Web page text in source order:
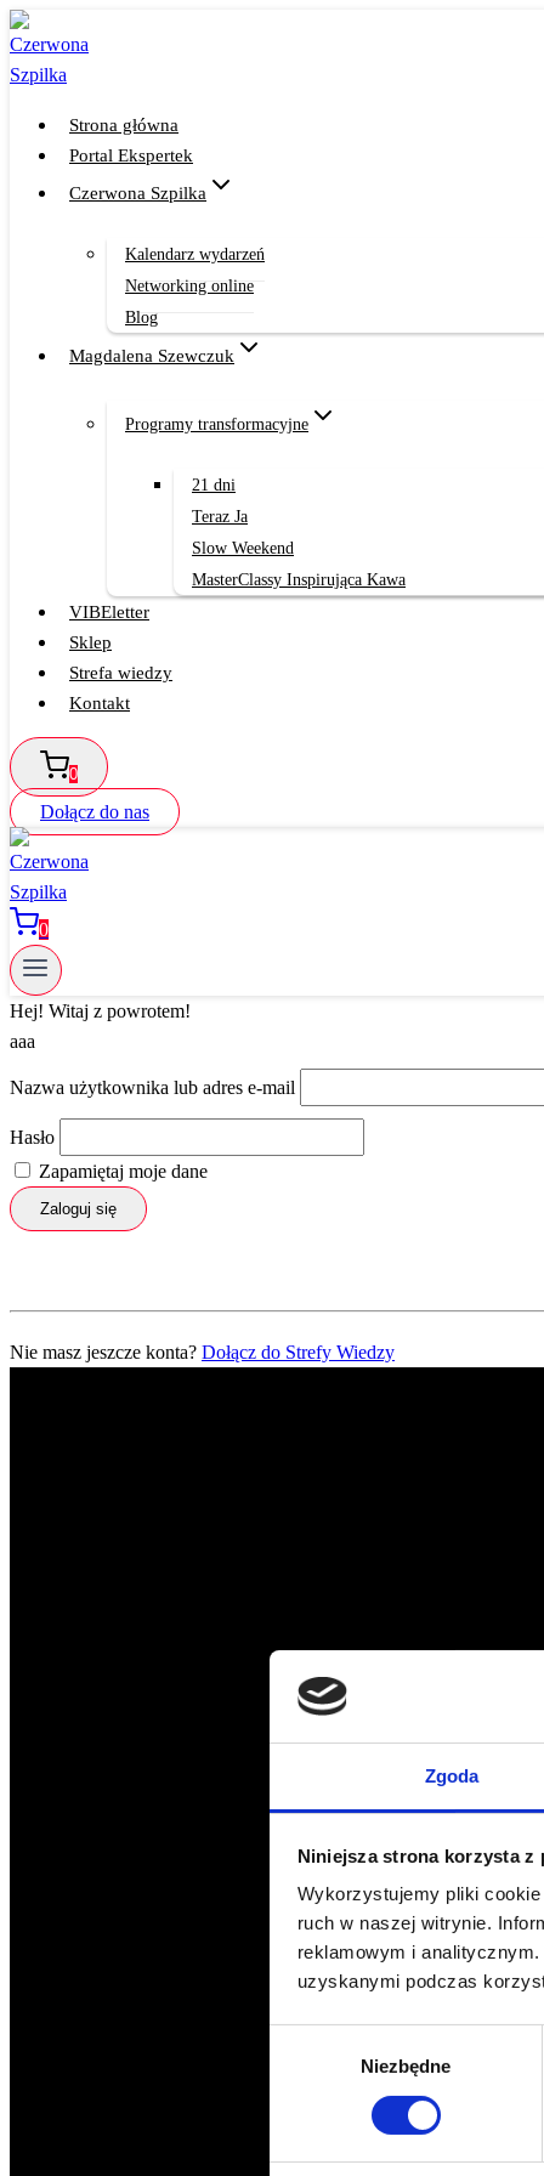
Zgoda
Niniejsza strona korzysta z
Wykorzystujemy pliki
ruch w naszej witrynie.
reklamowym i
uzyskanymi podczas
Niezbędne
Przejdź
do
treści
Strona główna
Portal Ekspertek
Czerwona Szpilka
Kalendarz wydarzeń
Networking online
Blog
Magdalena Szewczuk
Programy transformacyjne
21 dni
Teraz Ja
Slow Weekend
MasterClassy Inspirująca Kawa
VIBEletter
Sklep
Strefa wiedzy
Kontakt
0
Dołącz do nas
0
Hej! Witaj z powrotem!
aaa
Nazwa użytkownika lub adres e-mail
Hasło
Zapamiętaj moje dane
Zaloguj się
Nie masz jeszcze konta? Dołącz do Strefy Wiedzy